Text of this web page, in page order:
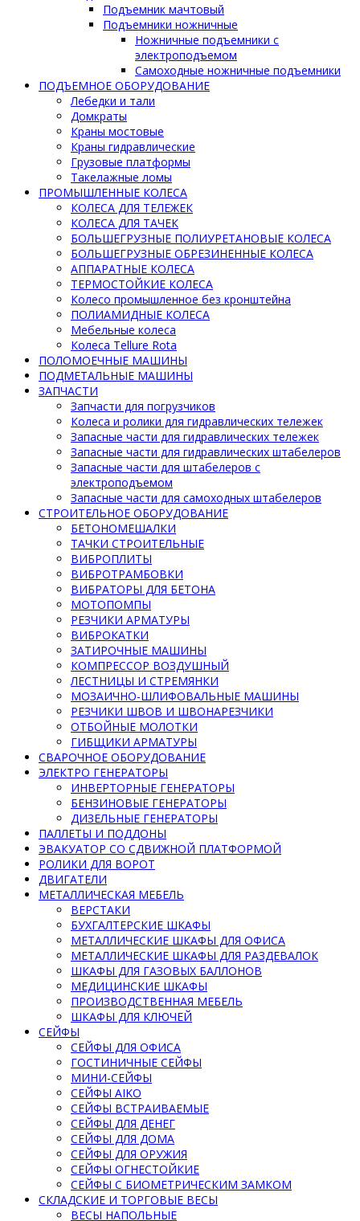
Подъемник мачтовый
Подъемники ножничные
Ножничные подъемники с
электроподъемом
Самоходные ножничные подъемники
ПОДЪЕМНОЕ ОБОРУДОВАНИЕ
Лебедки и тали
Домкраты
Краны мостовые
Краны гидравлические
Грузовые платформы
Такелажные ломы
ПРОМЫШЛЕННЫЕ КОЛЕСА
КОЛЕСА ДЛЯ ТЕЛЕЖЕК
КОЛЕСА ДЛЯ ТАЧЕК
БОЛЬШЕГРУЗНЫЕ ПОЛИУРЕТАНОВЫЕ КОЛЕСА
БОЛЬШЕГРУЗНЫЕ ОБРЕЗИНЕННЫЕ КОЛЕСА
АППАРАТНЫЕ КОЛЕСА
ТЕРМОСТОЙКИЕ КОЛЕСА
Колесо промышленное без кронштейна
ПОЛИАМИДНЫЕ КОЛЕСА
Мебельные колеса
Колеса Tellure Rota
ПОЛОМОЕЧНЫЕ МАШИНЫ
ПОДМЕТАЛЬНЫЕ МАШИНЫ
ЗАПЧАСТИ
Запчасти для погрузчиков
Колеса и ролики для гидравлических тележек
Запасные части для гидравлических тележек
Запасные части для гидравлических штабелеров
Запасные части для штабелеров с
электроподъемом
Запасные части для самоходных штабелеров
СТРОИТЕЛЬНОЕ ОБОРУДОВАНИЕ
БЕТОНОМЕШАЛКИ
ТАЧКИ СТРОИТЕЛЬНЫЕ
ВИБРОПЛИТЫ
ВИБРОТРАМБОВКИ
ВИБРАТОРЫ ДЛЯ БЕТОНА
МОТОПОМПЫ
РЕЗЧИКИ АРМАТУРЫ
ВИБРОКАТКИ
ЗАТИРОЧНЫЕ МАШИНЫ
КОМПРЕССОР ВОЗДУШНЫЙ
ЛЕСТНИЦЫ И СТРЕМЯНКИ
МОЗАИЧНО-ШЛИФОВАЛЬНЫЕ МАШИНЫ
РЕЗЧИКИ ШВОВ И ШВОНАРЕЗЧИКИ
ОТБОЙНЫЕ МОЛОТКИ
ГИБЩИКИ АРМАТУРЫ
СВАРОЧНОЕ ОБОРУДОВАНИЕ
ЭЛЕКТРО ГЕНЕРАТОРЫ
ИНВЕРТОРНЫЕ ГЕНЕРАТОРЫ
БЕНЗИНОВЫЕ ГЕНЕРАТОРЫ
ДИЗЕЛЬНЫЕ ГЕНЕРАТОРЫ
ПАЛЛЕТЫ И ПОДДОНЫ
ЭВАКУАТОР СО СДВИЖНОЙ ПЛАТФОРМОЙ
РОЛИКИ ДЛЯ ВОРОТ
ДВИГАТЕЛИ
МЕТАЛЛИЧЕСКАЯ МЕБЕЛЬ
ВЕРСТАКИ
БУХГАЛТЕРСКИЕ ШКАФЫ
МЕТАЛЛИЧЕСКИЕ ШКАФЫ ДЛЯ ОФИСА
МЕТАЛЛИЧЕСКИЕ ШКАФЫ ДЛЯ РАЗДЕВАЛОК
ШКАФЫ ДЛЯ ГАЗОВЫХ БАЛЛОНОВ
МЕДИЦИНСКИЕ ШКАФЫ
ПРОИЗВОДСТВЕННАЯ МЕБЕЛЬ
ШКАФЫ ДЛЯ КЛЮЧЕЙ
СЕЙФЫ
СЕЙФЫ ДЛЯ ОФИСА
ГОСТИНИЧНЫЕ СЕЙФЫ
МИНИ-СЕЙФЫ
СЕЙФЫ AIKO
СЕЙФЫ ВСТРАИВАЕМЫЕ
СЕЙФЫ ДЛЯ ДЕНЕГ
СЕЙФЫ ДЛЯ ДОМА
СЕЙФЫ ДЛЯ ОРУЖИЯ
СЕЙФЫ ОГНЕСТОЙКИЕ
СЕЙФЫ С БИОМЕТРИЧЕСКИМ ЗАМКОМ
СКЛАДСКИЕ И ТОРГОВЫЕ ВЕСЫ
ВЕСЫ НАПОЛЬНЫЕ